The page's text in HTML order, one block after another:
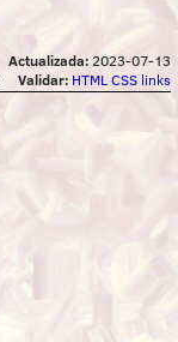
Actualizada: 2023-07-13
Validar: HTML CSS links